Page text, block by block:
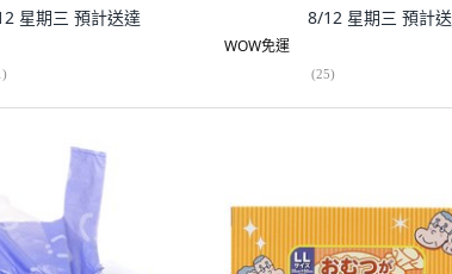
星期三 預計送達
)
8/12 星期三 預計
WOW免運
(25)